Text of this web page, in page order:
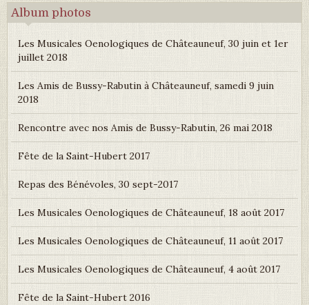
Album photos
Les Musicales Oenologiques de Châteauneuf, 30 juin et 1er
juillet 2018
Les Amis de Bussy-Rabutin à Châteauneuf, samedi 9 juin
2018
Rencontre avec nos Amis de Bussy-Rabutin, 26 mai 2018
Fête de la Saint-Hubert 2017
Repas des Bénévoles, 30 sept-2017
Les Musicales Oenologiques de Châteauneuf, 18 août 2017
Les Musicales Oenologiques de Châteauneuf, 11 août 2017
Les Musicales Oenologiques de Châteauneuf, 4 août 2017
Fête de la Saint-Hubert 2016